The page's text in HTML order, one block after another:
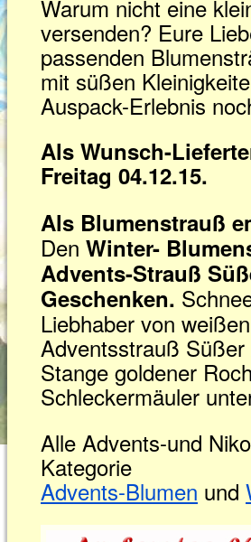
Warum nicht eine
versenden? Eure
passenden
mit süßen
Auspack-Erlebnis
Als Wunsch-
Freitag 04.12.15.
Als Blumenstrauß
Den Winter-
Advents-Strauß
Geschenken.
Liebhaber von
Adventsstrauß
Stange goldener
Schleckermäuler
Alle Advents-und
Kategorie
Advents-Blumen und